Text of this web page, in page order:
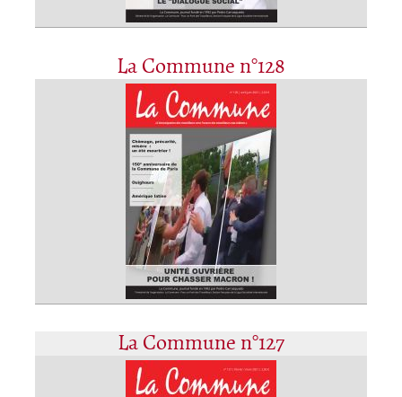
La Commune n°128
La Commune n°127